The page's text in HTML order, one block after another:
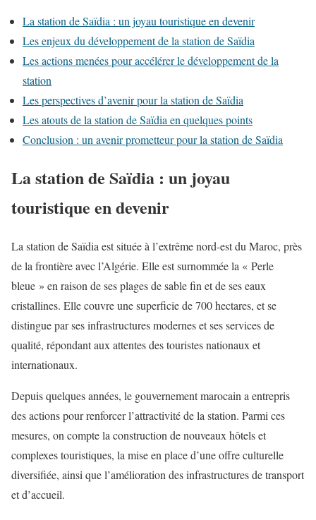
La station de Saïdia : un joyau touristique en devenir
Les enjeux du développement de la station de Saïdia
Les actions menées pour accélérer le développement de la
station
Les perspectives d’avenir pour la station de Saïdia
Les atouts de la station de Saïdia en quelques points
Conclusion : un avenir prometteur pour la station de Saïdia
La station de Saïdia : un joyau
touristique en devenir
La station de Saïdia est située à l’extrême nord-est du Maroc, près
de la frontière avec l’Algérie. Elle est surnommée la « Perle
bleue » en raison de ses plages de sable fin et de ses eaux
cristallines. Elle couvre une superficie de 700 hectares, et se
distingue par ses infrastructures modernes et ses services de
qualité, répondant aux attentes des touristes nationaux et
internationaux.
Depuis quelques années, le gouvernement marocain a entrepris
des actions pour renforcer l’attractivité de la station. Parmi ces
mesures, on compte la construction de nouveaux hôtels et
complexes touristiques, la mise en place d’une offre culturelle
diversifiée, ainsi que l’amélioration des infrastructures de transport
et d’accueil.